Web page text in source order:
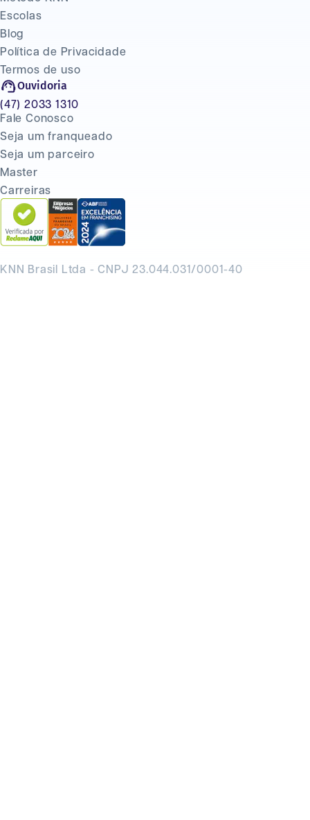
KNN Brasil Ltda - CNPJ 23.044.031/0001-40
Escolas
Blog
Política de Privacidade
Termos de uso
Ouvidoria
(47) 2033 1310
Fale Conosco
Seja um franqueado
Seja um parceiro
Master
Carreiras